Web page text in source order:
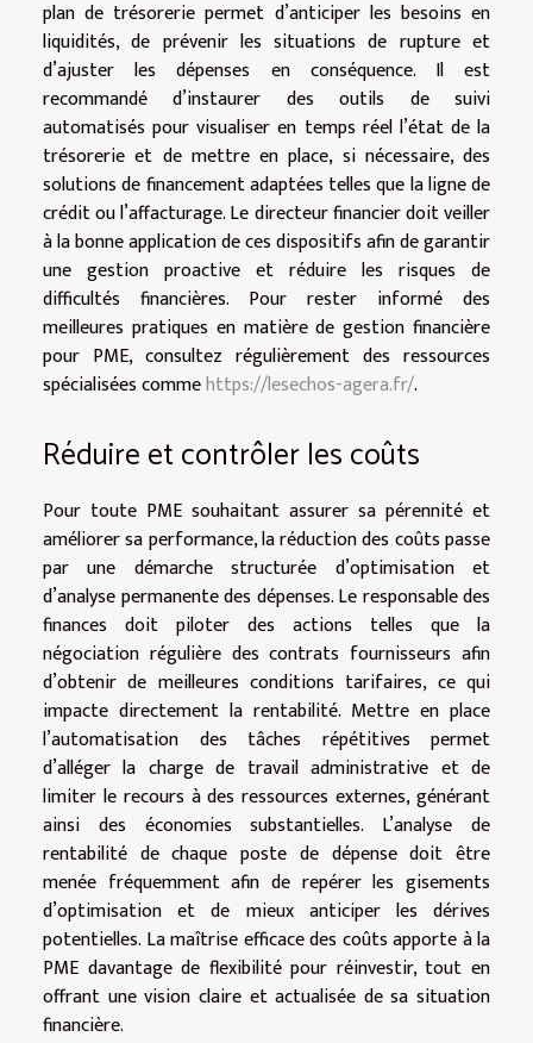
plan de trésorerie permet d’anticiper les besoins en
liquidités, de prévenir les situations de rupture et
d’ajuster les dépenses en conséquence. Il est
recommandé d’instaurer des outils de suivi
automatisés pour visualiser en temps réel l’état de la
trésorerie et de mettre en place, si nécessaire, des
solutions de financement adaptées telles que la ligne de
crédit ou l’affacturage. Le directeur financier doit veiller
à la bonne application de ces dispositifs afin de garantir
une gestion proactive et réduire les risques de
difficultés financières. Pour rester informé des
meilleures pratiques en matière de gestion financière
pour PME, consultez régulièrement des ressources
spécialisées commehttps://lesechos-agera.fr/.
Réduire et contrôler les coûts
Pour toute PME souhaitant assurer sa pérennité et
améliorer sa performance, la réduction des coûts passe
par une démarche structurée d’optimisation et
d’analyse permanente des dépenses. Le responsable des
finances doit piloter des actions telles que la
négociation régulière des contrats fournisseurs afin
d’obtenir de meilleures conditions tarifaires, ce qui
impacte directement la rentabilité. Mettre en place
l’automatisation des tâches répétitives permet
d’alléger la charge de travail administrative et de
limiter le recours à des ressources externes, générant
ainsi des économies substantielles. L’analyse de
rentabilité de chaque poste de dépense doit être
menée fréquemment afin de repérer les gisements
d’optimisation et de mieux anticiper les dérives
potentielles. La maîtrise efficace des coûts apporte à la
PME davantage de flexibilité pour réinvestir, tout en
offrant une vision claire et actualisée de sa situation
financière.